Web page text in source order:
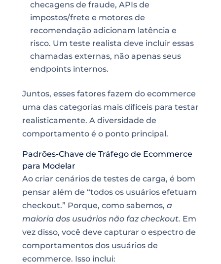
checagens de fraude, APIs de
impostos/frete e motores de
recomendação adicionam latência e
risco. Um teste realista deve incluir essas
chamadas externas, não apenas seus
endpoints internos.
Juntos, esses fatores fazem do ecommerce
uma das categorias mais difíceis para testar
realisticamente. A diversidade de
comportamento é o ponto principal.
Padrões-Chave de Tráfego de Ecommerce
para Modelar
Ao criar cenários de testes de carga, é bom
pensar além de “todos os usuários efetuam
checkout.” Porque, como sabemos, a
maioria dos usuários não faz checkout. Em
vez disso, você deve capturar o espectro de
comportamentos dos usuários de
ecommerce. Isso inclui: